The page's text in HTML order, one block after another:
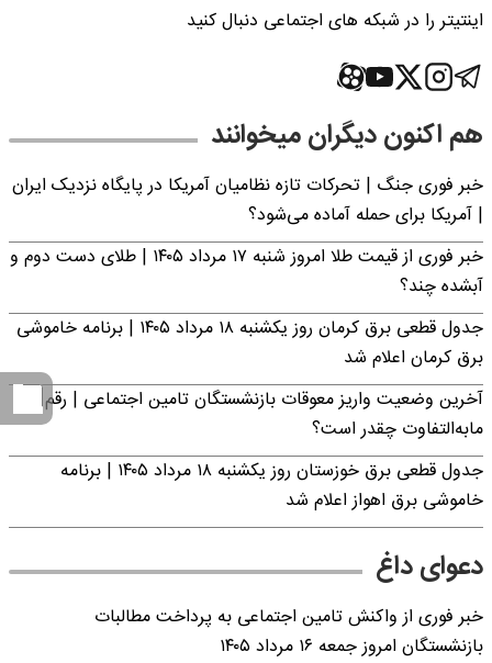
اینتیتر را در شبکه های اجتماعی دنبال کنید
هم اکنون دیگران میخوانند
خبر فوری جنگ | تحرکات تازه نظامیان آمریکا در پایگاه نزدیک ایران
| آمریکا برای حمله آماده می‌شود؟
خبر فوری از قیمت طلا امروز شنبه ۱۷ مرداد ۱۴۰۵ | طلای دست دوم و
آبشده چند؟
جدول قطعی برق کرمان روز یکشنبه ۱۸ مرداد ۱۴۰۵ | برنامه خاموشی
برق کرمان اعلام شد
آخرین وضعیت واریز معوقات بازنشستگان تامین اجتماعی | رقم
مابه‌التفاوت چقدر است؟
جدول قطعی برق خوزستان روز یکشنبه ۱۸ مرداد ۱۴۰۵ | برنامه
خاموشی برق اهواز اعلام شد
دعوای داغ
خبر فوری از واکنش تامین اجتماعی به پرداخت مطالبات
بازنشستگان امروز جمعه ۱۶ مرداد ۱۴۰۵